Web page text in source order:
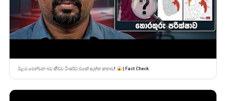
ඊළම පෙන්වන බව කිව්ව ටී-ෂර්ට් එකේ ඇත්ත කතාව! | Fact Check